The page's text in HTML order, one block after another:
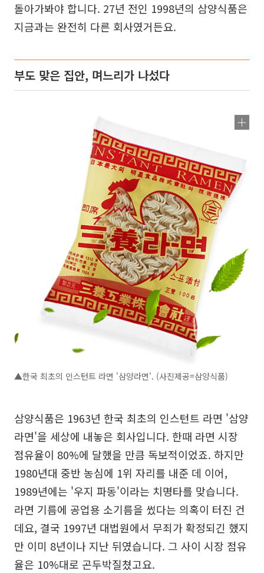
돌아가봐야 합니다. 27년 전인 1998년의 삼양식품은
지금과는 완전히 다른 회사였거든요.
부도 맞은 집안, 며느리가 나섰다
▲한국 최초의 인스턴트 라면 '삼양라면'. (사진제공=삼양식품)
삼양식품은 1963년 한국 최초의 인스턴트 라면 '삼양
라면'을 세상에 내놓은 회사입니다. 한때 라면 시장
점유율이 80%에 달했을 만큼 독보적이었죠. 하지만
1980년대 중반 농심에 1위 자리를 내준 데 이어,
1989년에는 '우지 파동'이라는 치명타를 맞습니다.
라면 기름에 공업용 소기름을 썼다는 의혹이 터진 건
데요, 결국 1997년 대법원에서 무죄가 확정되긴 했지
만 이미 8년이나 지난 뒤였습니다. 그 사이 시장 점유
율은 10%대로 곤두박질쳤고요.